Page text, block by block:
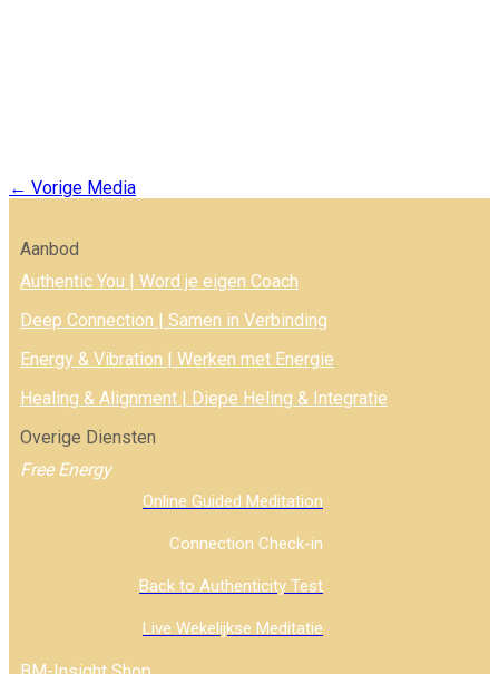
← Vorige Media
Aanbod
Authentic You | Word je eigen Coach
Deep Connection | Samen in Verbinding
Energy & Vibration | Werken met Energie
Healing & Alignment | Diepe Heling & Integratie
Overige Diensten
Free Energy
Online Guided Meditation
Connection Check-in
Back to Authenticity Test
Live Wekelijkse Meditatie